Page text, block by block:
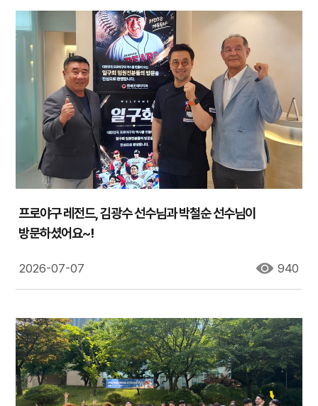
프로야구 레전드, 김광수 선수님과 박철순 선수님이
방문하셨어요~!
2026-07-07 940